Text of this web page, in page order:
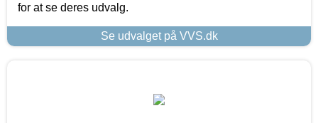
for at se deres udvalg.
Se udvalget på VVS.dk